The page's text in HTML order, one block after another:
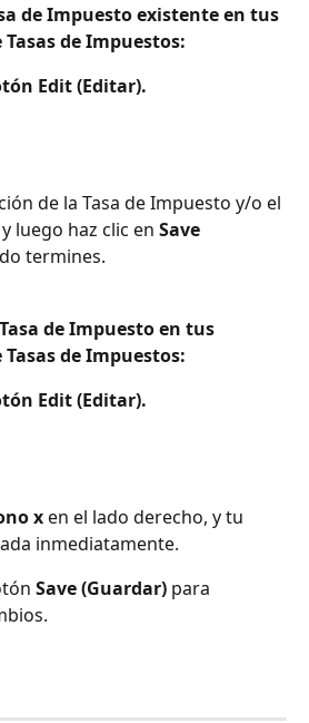
de Impuesto existente en tus
de Impuestos:
Edit (Editar).
de la Tasa de Impuesto y/o el
luego haz clic en Save
termines.
de Impuesto en tus
de Impuestos:
Edit (Editar).
x en el lado derecho, y tu
inmediatamente.
Save (Guardar) para